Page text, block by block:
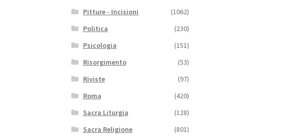
Pitture - Incisioni
(1062)
Politica
(230)
Psicologia
(151)
Risorgimento
(53)
Riviste
(97)
Roma
(420)
Sacra Liturgia
(128)
Sacra Religione
(801)